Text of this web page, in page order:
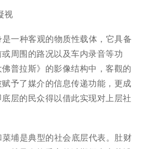
视
一种客观的物质性载体，它具备
周围的路况以及车内录音等功
普拉斯》的影像结构中，客觀的
予了媒介的信息传递功能，更成
层的民众得以借此实现对上层社
埔是典型的社会底层代表。肚财